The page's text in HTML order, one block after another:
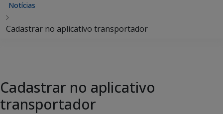
Notícias
Cadastrar no aplicativo transportador
Cadastrar no aplicativo
transportador